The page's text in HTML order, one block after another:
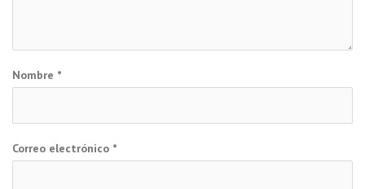
Nombre *
Correo electrónico *